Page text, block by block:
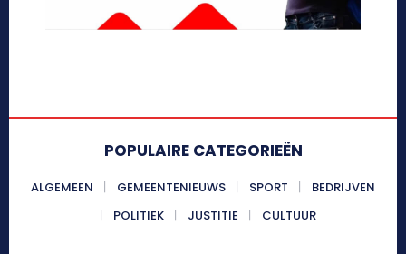
POPULAIRE CATEGORIEËN
ALGEMEEN GEMEENTENIEUWS SPORT
BEDRIJVEN
POLITIEK
JUSTITIE CULTUUR